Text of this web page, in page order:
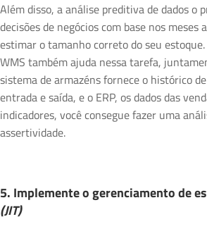
Além disso, a análise preditiva de dados o
decisões de negócios com base nos
estimar o tamanho correto do seu
WMS também ajuda nessa tarefa,
sistema de armazéns fornece o histórico
entrada e saída, e o ERP, os dados das
indicadores, você consegue fazer uma
assertividade.
5. Implemente o gerenciamento de
(JIT)